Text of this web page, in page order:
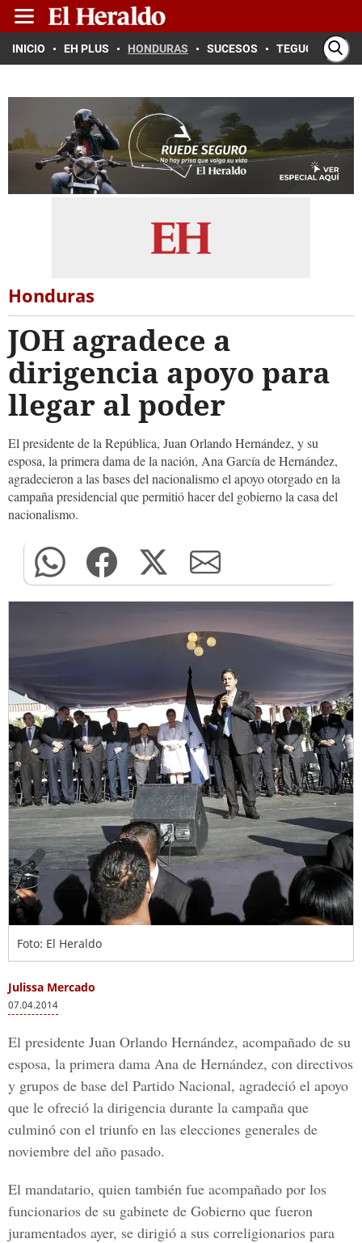
INICIO EH PLUS HONDURAS SUCESOS TEGUCIGALPA
Honduras
JOH agradece a
dirigencia apoyo para
llegar al poder
El presidente de la República, Juan Orlando Hernández, y su
esposa, la primera dama de la nación, Ana García de Hernández,
agradecieron a las bases del nacionalismo el apoyo otorgado en la
campaña presidencial que permitió hacer del gobierno la casa del
nacionalismo.
Foto: El Heraldo
Julissa Mercado
07.04.2014
El presidente Juan Orlando Hernández, acompañado de su
esposa, la primera dama Ana de Hernández, con directivos
y grupos de base del Partido Nacional, agradeció el apoyo
que le ofreció la dirigencia durante la campaña que
culminó con el triunfo en las elecciones generales de
noviembre del año pasado.
El mandatario, quien también fue acompañado por los
funcionarios de su gabinete de Gobierno que fueron
juramentados ayer, se dirigió a sus correligionarios para